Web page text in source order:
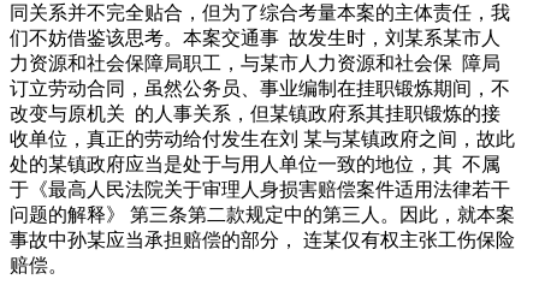
同关系并不完全贴合，但为了综合考量本案的主体责任，我
们不妨借鉴该思考。本案交通事 故发生时，刘某系某市人
力资源和社会保障局职工，与某市人力资源和社会保 障局
订立劳动合同，虽然公务员、事业编制在挂职锻炼期间，不
改变与原机关 的人事关系，但某镇政府系其挂职锻炼的接
收单位，真正的劳动给付发生在刘 某与某镇政府之间，故此
处的某镇政府应当是处于与用人单位一致的地位，其 不属
于《最高人民法院关于审理人身损害赔偿案件适用法律若干
问题的解释》 第三条第二款规定中的第三人。因此，就本案
事故中孙某应当承担赔偿的部分， 连某仅有权主张工伤保险
赔偿。